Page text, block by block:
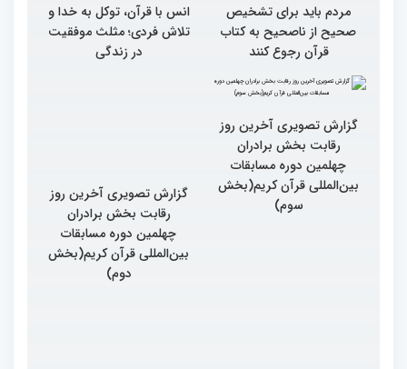
مردم باید برای تشخیص
صحیح از ناصحیح به کتاب
قرآن رجوع کنند
انس با قرآن، توکل به خدا و
تلاش فردی؛ مثلث موفقیت
در زندگی
گزارش تصویری آخرین روز
رقابت بخش برادران
گزارش تصویری آخرین روز
رقابت بخش برادران
چهلمین دوره مسابقات
بین‌المللی قرآن کریم(بخش
دوم)